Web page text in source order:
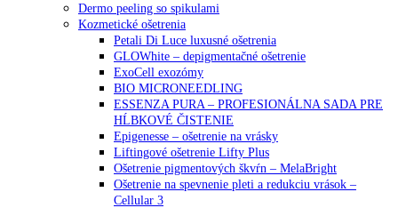
Dermo peeling so spikulami
Kozmetické ošetrenia
Petali Di Luce luxusné ošetrenia
GLOWhite – depigmentačné ošetrenie
ExoCell exozómy
BIO MICRONEEDLING
ESSENZA PURA – PROFESIONÁLNA SADA PRE
HĹBKOVÉ ČISTENIE
Epigenesse – ošetrenie na vrásky
Liftingové ošetrenie Lifty Plus
Ošetrenie pigmentových škvŕn – MelaBright
Ošetrenie na spevnenie pleti a redukciu vrások –
Cellular 3